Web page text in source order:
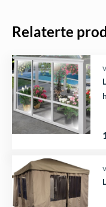
Relaterte